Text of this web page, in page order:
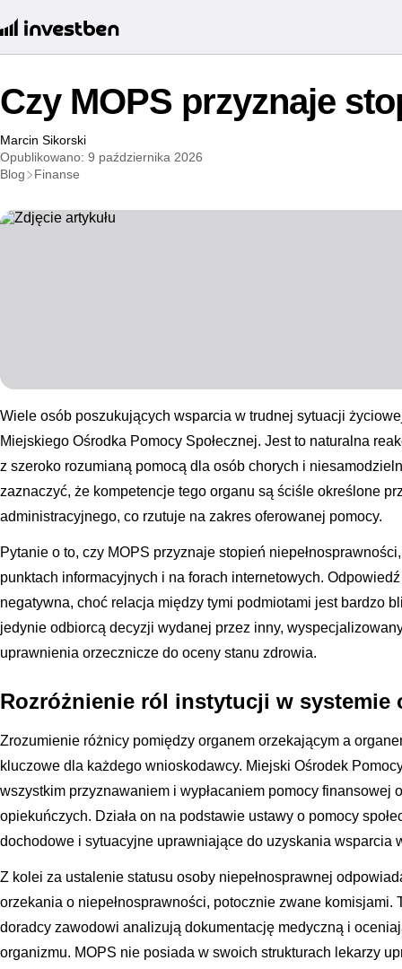
Czy MOPS przyznaje
Marcin Sikorski
Opublikowano: 9 października 2026
Blog
Finanse
Wiele osób poszukujących wsparcia w trudnej sytuacji
Miejskiego Ośrodka Pomocy Społecznej. Jest to naturalna
z szeroko rozumianą pomocą dla osób chorych i
zaznaczyć, że kompetencje tego organu są ściśle określone
administracyjnego, co rzutuje na zakres oferowanej pomocy.
Pytanie o to, czy MOPS przyznaje stopień
punktach informacyjnych i na forach internetowych.
negatywna, choć relacja między tymi podmiotami jest bardzo
jedynie odbiorcą decyzji wydanej przez inny,
uprawnienia orzecznicze do oceny stanu zdrowia.
Rozróżnienie ról instytucji w systemie
Zrozumienie różnicy pomiędzy organem orzekającym a
kluczowe dla każdego wnioskodawcy. Miejski Ośrodek
wszystkim przyznawaniem i wypłacaniem pomocy finansowej
opiekuńczych. Działa on na podstawie ustawy o pomocy
dochodowe i sytuacyjne uprawniające do uzyskania wsparcia
Z kolei za ustalenie statusu osoby niepełnosprawnej
orzekania o niepełnosprawności, potocznie zwane komisjami.
doradcy zawodowi analizują dokumentację medyczną i
organizmu. MOPS nie posiada w swoich strukturach lekarzy